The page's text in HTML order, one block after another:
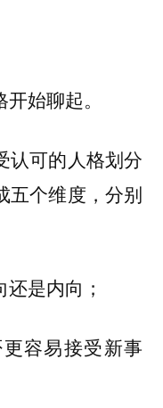
始聊起。
认可的人格划分
五个维度，分别
是内向；
容易接受新事